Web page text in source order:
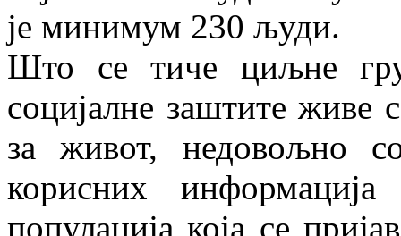
је минимум 230 људи.
Што се тиче циљне
социјалне заштите живе
за живот, недовољно
корисних
популација која се